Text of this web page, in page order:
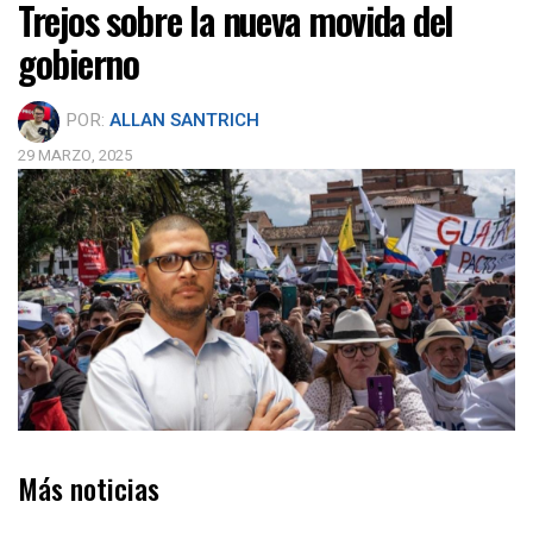
Trejos sobre la nueva movida del
gobierno
POR: ALLAN SANTRICH
29 MARZO, 2025
Más noticias